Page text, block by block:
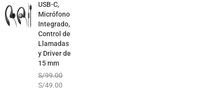
USB-C,
Micrófono
Integrado,
Control de
Llamadas
y Driver de
15 mm
S/99.00
S/49.00